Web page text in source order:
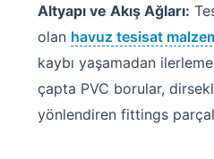
Jakuzi Sauna
Kartuş Filtreler
Altyapı ve Akış Ağları:
olan havuz tesisat
kaybı yaşamadan
çapta PVC borular,
yönlendiren fittings